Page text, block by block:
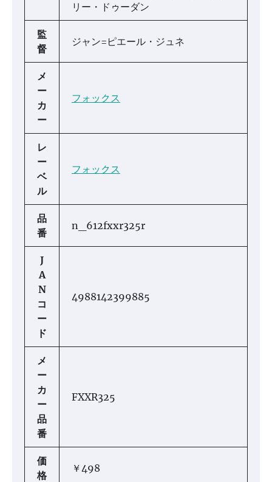
リー・ドゥーダン
監
督
ジャン=ピエール・ジュネ
メ
ー
カ
ー
フォックス
レ
ー
ベ
ル
フォックス
品
番
n_612fxxr325r
J
A
N
コ
ー
ド
4988142399885
メ
ー
カ
ー
品
番
FXXR325
価
格
￥498